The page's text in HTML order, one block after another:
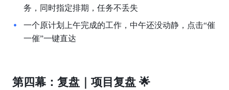
务，同时指定排期，任务不丢失
一个原计划上午完成的工作，中午还没动静，点击“催
一催”一键直达
第四幕：复盘｜项目复盘 🌟